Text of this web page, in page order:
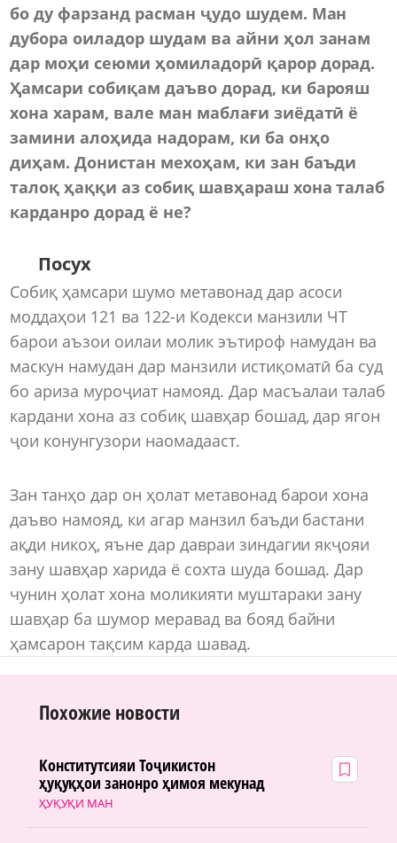
бо ду фарзанд расман ҷудо шудем. Ман
дубора оиладор шудам ва айни ҳол занам
дар моҳи сеюми ҳомиладорӣ қарор дорад.
Ҳамсари собиқам даъво дорад, ки барояш
хона харам, вале ман маблағи зиёдатӣ ё
замини алоҳида надорам, ки ба онҳо
диҳам. Донистан мехоҳам, ки зан баъди
талоқ ҳаққи аз собиқ шавҳараш хона талаб
карданро дорад ё не?
Посух
Собиқ ҳамсари шумо метавонад дар асоси
моддаҳои 121 ва 122-и Кодекси манзили ЧТ
барои аъзои оилаи молик эътироф намудан ва
маскун намудан дар манзили истиқоматӣ ба суд
бо ариза муроҷиат намояд. Дар масъалаи талаб
кардани хона аз собиқ шавҳар бошад, дар ягон
ҷои конунгузори наомадааст.
Зан танҳо дар он ҳолат метавонад барои хона
даъво намояд, ки агар манзил баъди бастани
ақди никоҳ, яъне дар давраи зиндагии якҷояи
зану шавҳар харида ё сохта шуда бошад. Дар
чунин ҳолат хона моликияти муштараки зану
шавҳар ба шумор меравад ва бояд байни
ҳамсарон тақсим карда шавад.
Похожие новости
ҲУҚУҚИ МАН
Конститутсияи Тоҷикистон
ҳуқуқҳои занонро ҳимоя мекунад